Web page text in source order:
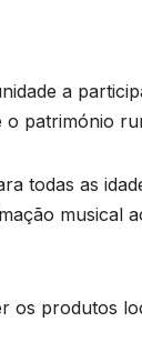
a
o património
todas as
musical
os produtos